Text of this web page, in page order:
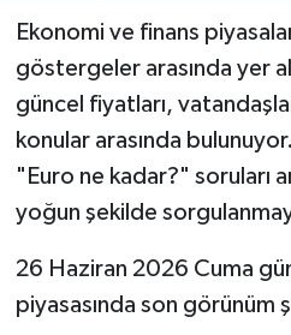
Ekonomi ve finans
göstergeler arasında yer
güncel fiyatları,
konular arasında
"Euro ne kadar?" soruları
yoğun şekilde
26 Haziran 2026 Cuma
piyasasında son görünüm